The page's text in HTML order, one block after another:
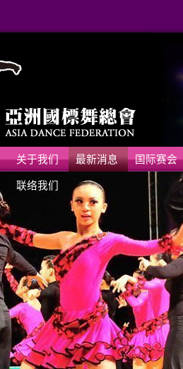
关于我们 最新消息 国际赛会
联络我们